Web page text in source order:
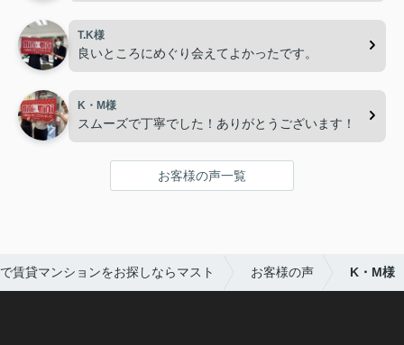
T.K様
良いところにめぐり会えてよかったです。
K・M様
スムーズで丁寧でした！ありがとうございます！
お客様の声一覧
賃貸マンションをお探しならマスト お客様の声 K・M様